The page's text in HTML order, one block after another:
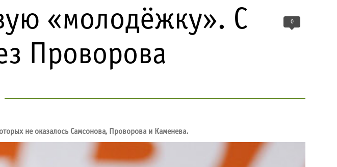
«молодёжку». С
Проворова
0
не оказалось Самсонова, Проворова и Каменева.